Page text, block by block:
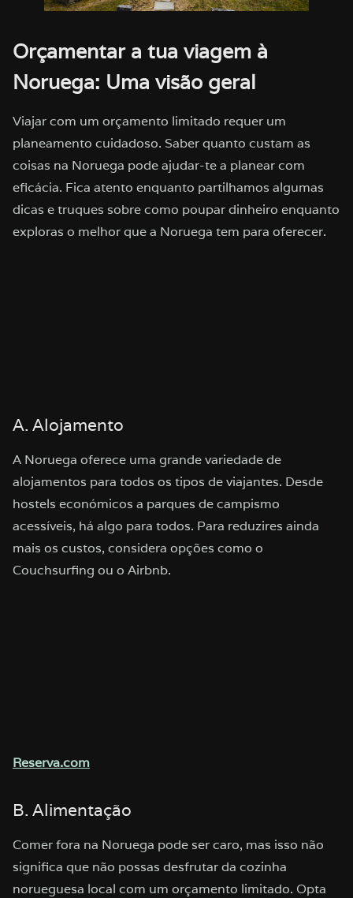
Orçamentar a tua viagem à
Noruega: Uma visão geral
Viajar com um orçamento limitado requer um
planeamento cuidadoso. Saber quanto custam as
coisas na Noruega pode ajudar-te a planear com
eficácia. Fica atento enquanto partilhamos algumas
dicas e truques sobre como poupar dinheiro enquanto
exploras o melhor que a Noruega tem para oferecer.
A. Alojamento
A Noruega oferece uma grande variedade de
alojamentos para todos os tipos de viajantes. Desde
hostels económicos a parques de campismo
acessíveis, há algo para todos. Para reduzires ainda
mais os custos, considera opções como o
Couchsurfing ou o Airbnb.
Reserva.com
B. Alimentação
Comer fora na Noruega pode ser caro, mas isso não
significa que não possas desfrutar da cozinha
norueguesa local com um orçamento limitado. Opta